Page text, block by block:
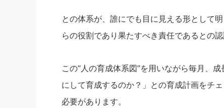
との体系が、誰にでも目に見える形として
らの役割であり果たすべき責任であるとの認
この“人の育成体系図”を用いながら毎月、
にして育成するのか？」との育成計画をチ
必要があります。